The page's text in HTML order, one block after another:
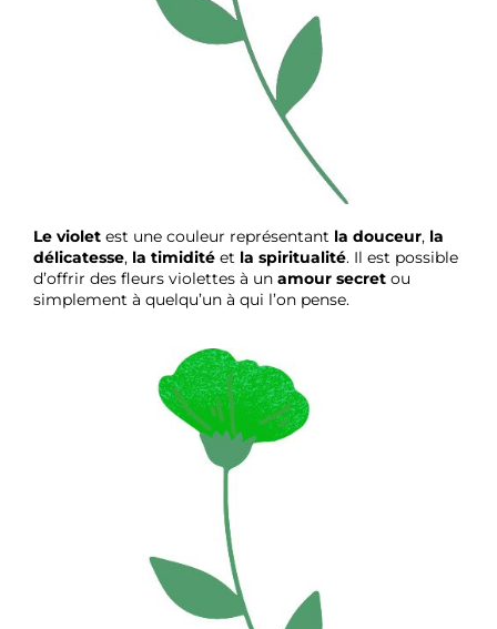
Le violet est une couleur représentant la douceur, la
délicatesse, la timidité et la spiritualité. Il est possible
d’offrir des fleurs violettes à un amour secret ou
simplement à quelqu’un à qui l’on pense.